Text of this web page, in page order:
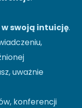
w swoją intuicję.
uważnie
konferencji